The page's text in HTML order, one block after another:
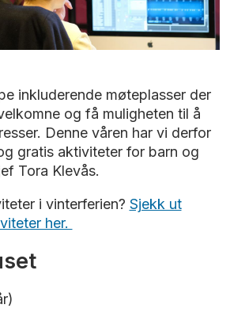
inkluderende møteplasser der
og få muligheten til å
Denne våren har vi derfor
gratis aktiviteter for barn og
Tora Klevås.
i vinterferien? Sjekk ut
her.